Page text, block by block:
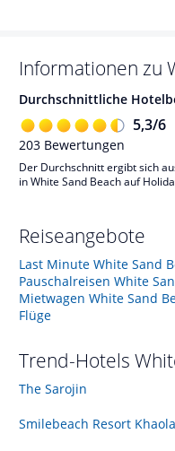
Informationen zu
Durchschnittliche
5,3/6
203 Bewertungen
Der Durchschnitt ergibt sich
in White Sand Beach auf
Reiseangebote
Last Minute White Sand
Pauschalreisen White
Mietwagen White Sand
Flüge
Trend-Hotels
The Sarojin
Smilebeach Resort